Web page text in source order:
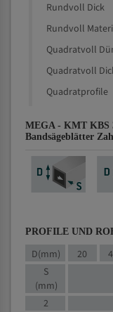
Rundvoll Dick
Rundvoll
Quadratvoll
Quadratvoll
Quadratprofile
MEGA - KMT KBS
Bandsägeblätter
PROFILE UND
D(mm) 20
S
(mm)
2